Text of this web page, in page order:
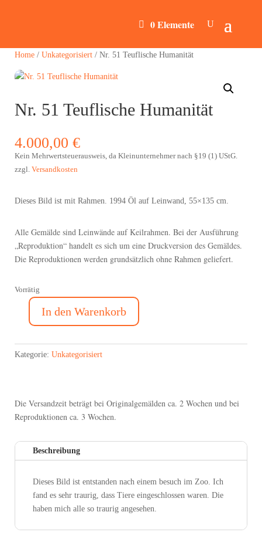
0 Elemente
Home / Unkategorisiert / Nr. 51 Teuflische Humanität
Nr. 51 Teuflische Humanität
4.000,00 €
Kein Mehrwertsteuerausweis, da Kleinunternehmer nach §19 (1) UStG.
zzgl. Versandkosten
Dieses Bild ist mit Rahmen. 1994 Öl auf Leinwand, 55×135 cm.
Alle Gemälde sind Leinwände auf Keilrahmen. Bei der Ausführung
„Reproduktion“ handelt es sich um eine Druckversion des Gemäldes.
Die Reproduktionen werden grundsätzlich ohne Rahmen geliefert.
Vorrätig
Teuflische
Humanität
In den Warenkorb
Kategorie: Unkategorisiert
Die Versandzeit beträgt bei Originalgemälden ca. 2 Wochen und bei
Reproduktionen ca. 3 Wochen.
Beschreibung
Dieses Bild ist entstanden nach einem besuch im Zoo. Ich
fand es sehr traurig, dass Tiere eingeschlossen waren. Die
haben mich alle so traurig angesehen.